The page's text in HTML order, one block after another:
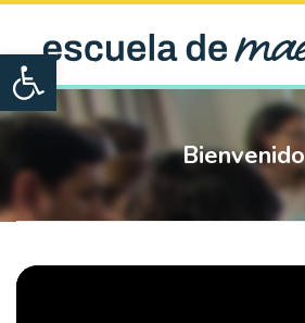
Open toolbar
Bienvenido